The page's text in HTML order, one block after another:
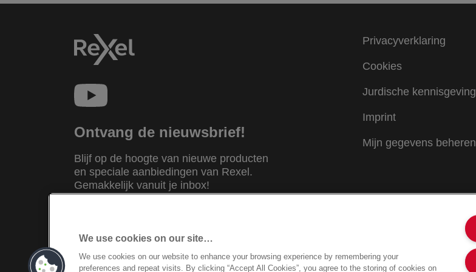
Ontvang de nieuwsbrief!
Blijf op de hoogte van nieuwe producten
en speciale aanbiedingen van Rexel.
Gemakkelijk vanuit je inbox!
Privacyverklaring
Cookies
Jurdische kennisgeving
Imprint
Mijn gegevens beheren
©2026 ACCO Brands
We use cookies on our site…
We use cookies on our website to enhance your browsing experience by remembering your
preferences and repeat visits. By clicking “Accept All Cookies”, you agree to the storing of cookies on